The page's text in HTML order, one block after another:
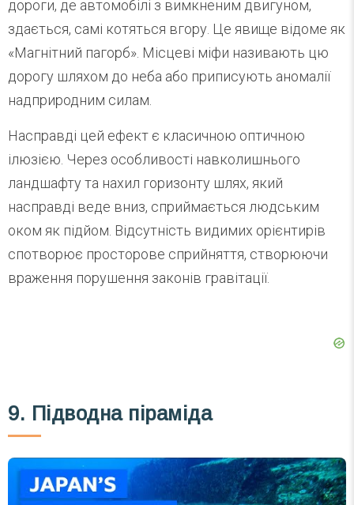
дороги, де автомобілі з вимкненим двигуном,
здається, самі котяться вгору. Це явище відоме як
«Магнітний пагорб». Місцеві міфи називають цю
дорогу шляхом до неба або приписують аномалії
надприродним силам.
Насправді цей ефект є класичною оптичною
ілюзією. Через особливості навколишнього
ландшафту та нахил горизонту шлях, який
насправді веде вниз, сприймається людським
оком як підйом. Відсутність видимих орієнтирів
спотворює просторове сприйняття, створюючи
враження порушення законів гравітації.
9. Підводна піраміда